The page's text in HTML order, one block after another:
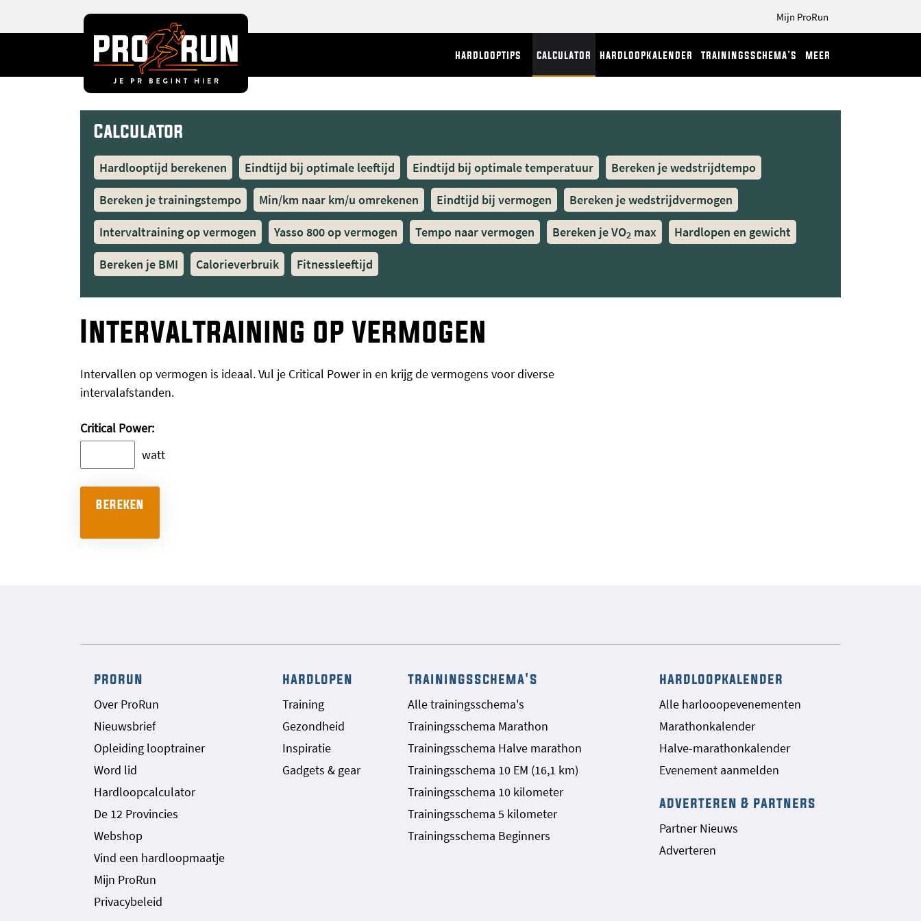
Mijn ProRun
hardlooptips calculator hardloopkalender trainingsschema’s meer
Calculator
Hardlooptijd berekenen Eindtijd bij optimale leeftijd Eindtijd bij optimale temperatuur Bereken je wedstrijdtempo
Bereken je trainingstempo Min/km naar km/u omrekenen Eindtijd bij vermogen Bereken je wedstrijdvermogen
Intervaltraining op vermogen Yasso 800 op vermogen Tempo naar vermogen Bereken je VO2 max Hardlopen en gewicht
Bereken je BMI Calorieverbruik Fitnessleeftijd
Intervaltraining op vermogen
Intervallen op vermogen is ideaal. Vul je Critical Power in en krijg de vermogens voor diverse
intervalafstanden.
Critical Power:
watt
BEREKEN
prorun
Over ProRun
Nieuwsbrief
Opleiding looptrainer
Word lid
Hardloopcalculator
De 12 Provincies
Webshop
Vind een hardloopmaatje
Mijn ProRun
Privacybeleid
hardlopen
Training
Gezondheid
Inspiratie
Gadgets & gear
trainingsschema's
Alle trainingsschema's
Trainingsschema Marathon
Trainingsschema Halve marathon
Trainingsschema 10 EM (16,1 km)
Trainingsschema 10 kilometer
Trainingsschema 5 kilometer
Trainingsschema Beginners
hardloopkalender
Alle harlooopevenementen
Marathonkalender
Halve-marathonkalender
Evenement aanmelden
adverteren & partners
Partner Nieuws
Adverteren